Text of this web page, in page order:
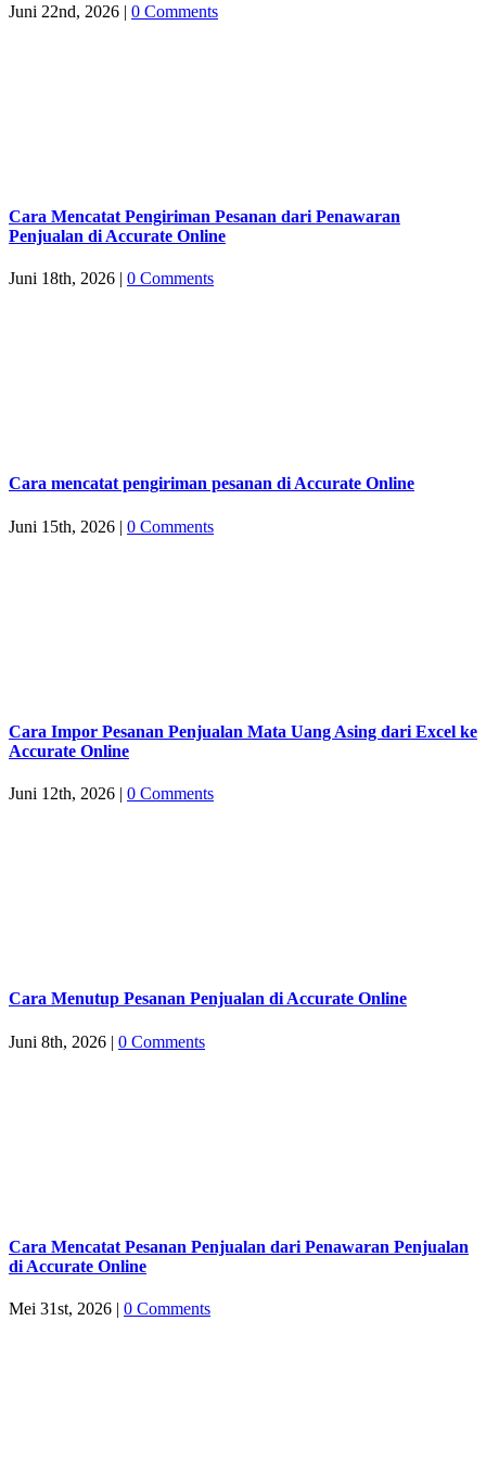
Juni 22nd, 2026 | 0 Comments
Cara Mencatat Pengiriman Pesanan dari Penawaran
Penjualan di Accurate Online
Juni 18th, 2026 | 0 Comments
Cara mencatat pengiriman pesanan di Accurate Online
Juni 15th, 2026 | 0 Comments
Cara Impor Pesanan Penjualan Mata Uang Asing dari Excel ke
Accurate Online
Juni 12th, 2026 | 0 Comments
Cara Menutup Pesanan Penjualan di Accurate Online
Juni 8th, 2026 | 0 Comments
Cara Mencatat Pesanan Penjualan dari Penawaran Penjualan
di Accurate Online
Mei 31st, 2026 | 0 Comments